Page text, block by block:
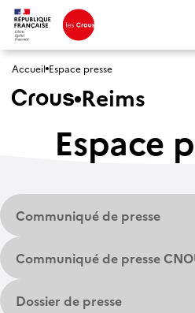
Accueil Espace presse
Reims
Espace
Communiqué de presse
Communiqué de presse
Dossier de presse